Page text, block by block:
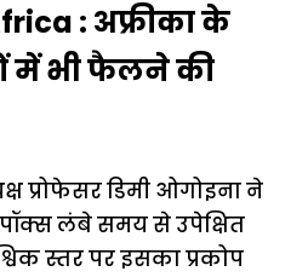
: अफ्रीका के
में भी फैलने की
प्रोफेसर डिमी ओगोइना ने
लंबे समय से उपेक्षित
स्तर पर इसका प्रकोप